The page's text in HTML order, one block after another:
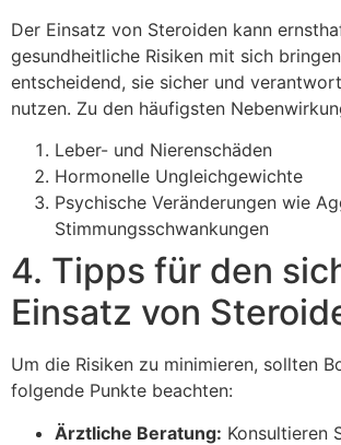
Der Einsatz von Steroiden kann
gesundheitliche Risiken mit sich
entscheidend, sie sicher und
nutzen. Zu den häufigsten
Leber- und Nierenschäden
Hormonelle Ungleichgewichte
Psychische Veränderungen wie
Stimmungsschwankungen
4. Tipps für den
Einsatz von
Um die Risiken zu minimieren, sollten
folgende Punkte beachten:
Ärztliche Beratung: Konsultieren